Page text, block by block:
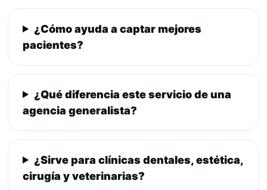
¿Cómo ayuda a captar mejores
pacientes?
¿Qué diferencia este servicio de una
agencia generalista?
¿Sirve para clínicas dentales, estética,
cirugía y veterinarias?